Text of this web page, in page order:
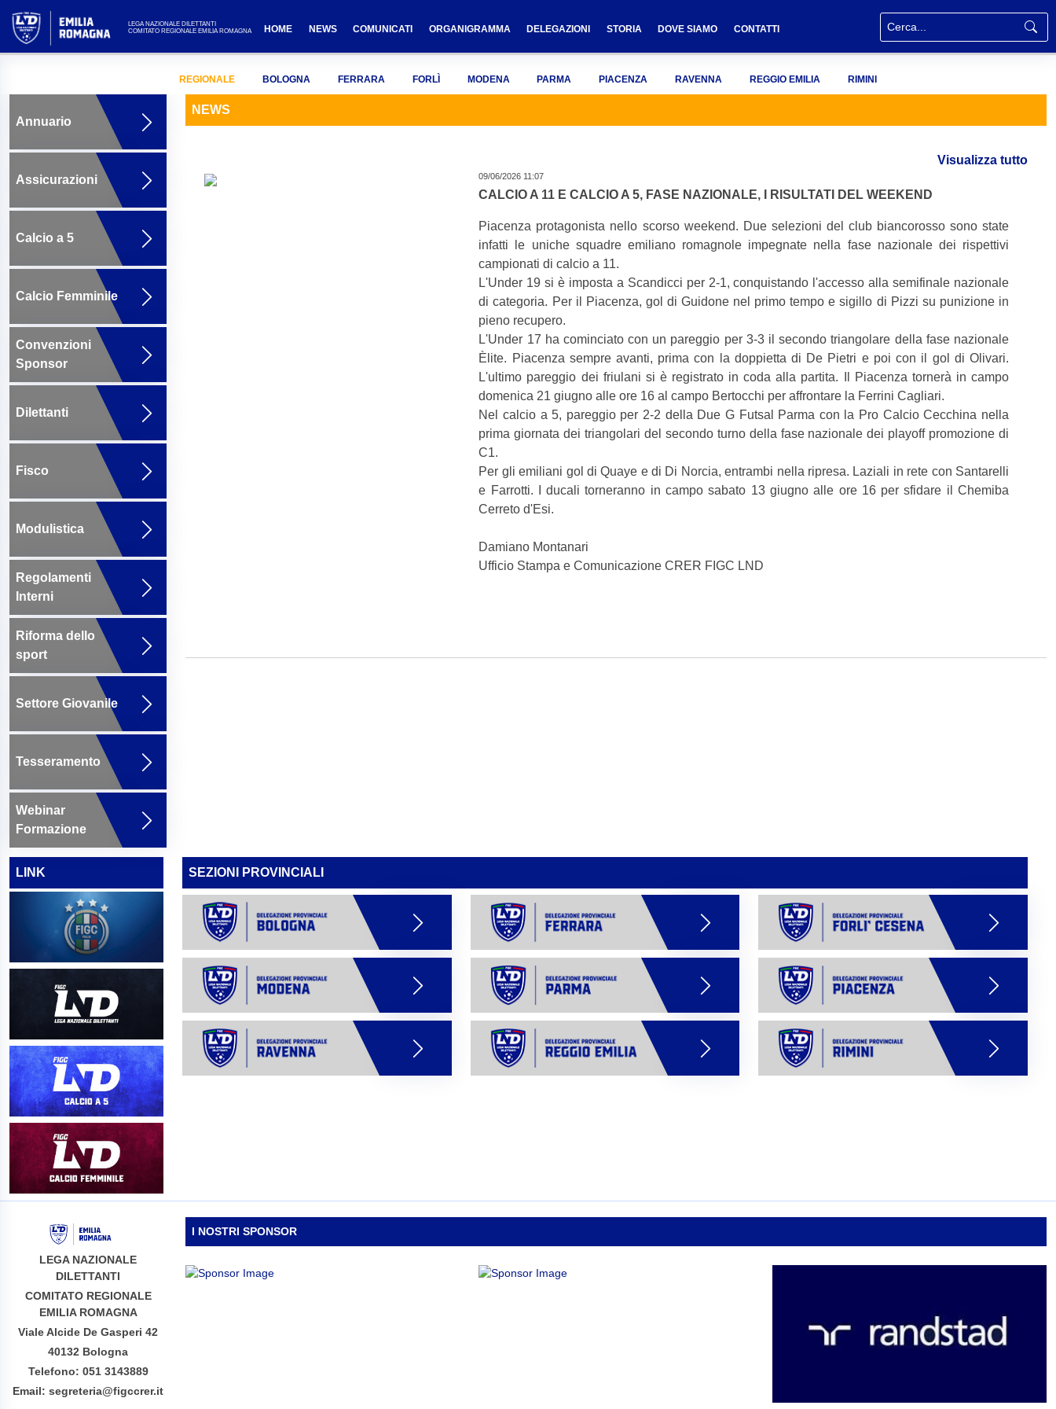
LEGA NAZIONALE DILETTANTI
COMITATO REGIONALE EMILIA ROMAGNA
HOME NEWS COMUNICATI ORGANIGRAMMA DELEGAZIONI STORIA DOVE SIAMO CONTATTI
REGIONALE BOLOGNA FERRARA FORLÌ MODENA PARMA PIACENZA RAVENNA REGGIO EMILIA RIMINI
Annuario
Assicurazioni
Calcio a 5
Calcio Femminile
Convenzioni
Sponsor
Dilettanti
Fisco
Modulistica
Regolamenti
Interni
Riforma dello
sport
Settore Giovanile
Tesseramento
Webinar
Formazione
NEWS
Visualizza tutto
09/06/2026 11:07
CALCIO A 11 E CALCIO A 5, FASE NAZIONALE, I RISULTATI DEL WEEKEND
Piacenza protagonista nello scorso weekend. Due selezioni del club biancorosso sono state
infatti le uniche squadre emiliano romagnole impegnate nella fase nazionale dei rispettivi
campionati di calcio a 11.
L'Under 19 si è imposta a Scandicci per 2-1, conquistando l'accesso alla semifinale nazionale
di categoria. Per il Piacenza, gol di Guidone nel primo tempo e sigillo di Pizzi su punizione in
pieno recupero.
L'Under 17 ha cominciato con un pareggio per 3-3 il secondo triangolare della fase nazionale
Èlite. Piacenza sempre avanti, prima con la doppietta di De Pietri e poi con il gol di Olivari.
L'ultimo pareggio dei friulani si è registrato in coda alla partita. Il Piacenza tornerà in campo
domenica 21 giugno alle ore 16 al campo Bertocchi per affrontare la Ferrini Cagliari.
Nel calcio a 5, pareggio per 2-2 della Due G Futsal Parma con la Pro Calcio Cecchina nella
prima giornata dei triangolari del secondo turno della fase nazionale dei playoff promozione di
C1.
Per gli emiliani gol di Quaye e di Di Norcia, entrambi nella ripresa. Laziali in rete con Santarelli
e Farrotti. I ducali torneranno in campo sabato 13 giugno alle ore 16 per sfidare il Chemiba
Cerreto d'Esi.
Damiano Montanari
Ufficio Stampa e Comunicazione CRER FIGC LND
LINK SEZIONI PROVINCIALI
LEGA NAZIONALE
DILETTANTI
COMITATO REGIONALE
EMILIA ROMAGNA
Viale Alcide De Gasperi 42
40132 Bologna
Telefono: 051 3143889
Email: segreteria@figccrer.it
I NOSTRI SPONSOR